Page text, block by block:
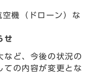
機（ドローン）な
せ
など、今後の状況の
ての内容が変更とな